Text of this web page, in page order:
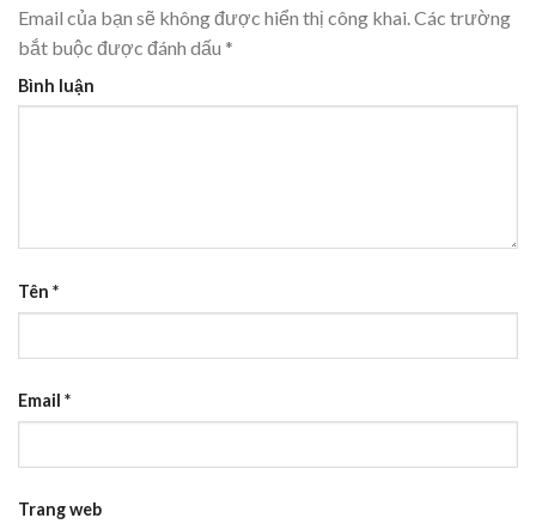
Email của bạn sẽ không được hiển thị công khai. Các trường
bắt buộc được đánh dấu *
Bình luận
Tên *
Email *
Trang web